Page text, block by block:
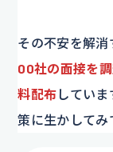
その不安を解
00社の面接を
料配布 してい
策に生かしてみ